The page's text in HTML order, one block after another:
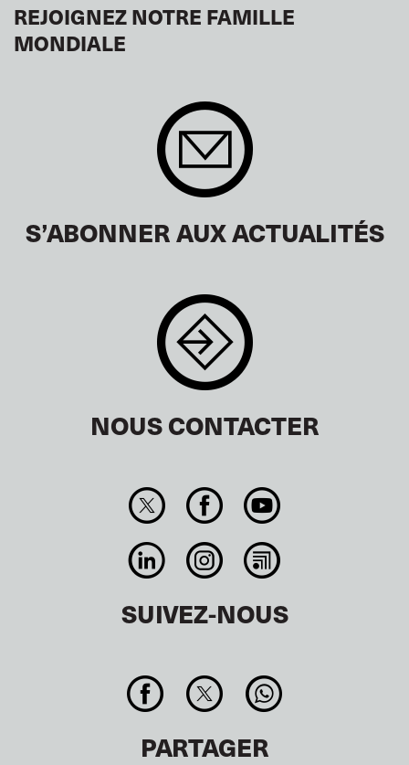
REJOIGNEZ NOTRE FAMILLE
MONDIALE
S’ABONNER AUX ACTUALITÉS
NOUS CONTACTER
SUIVEZ-NOUS
PARTAGER